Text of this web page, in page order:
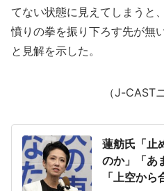
てない状態に見えてしまうと
憤りの拳を振り下ろす先が無
と見解を示した。
（J-CAST
蓮舫氏「止
のか」「あ
「上空か